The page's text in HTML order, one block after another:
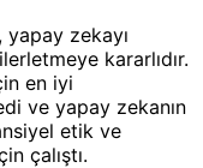
yapay zekayı
kararlıdır.
en iyi
ve yapay zekanın
etik ve
çalıştı.